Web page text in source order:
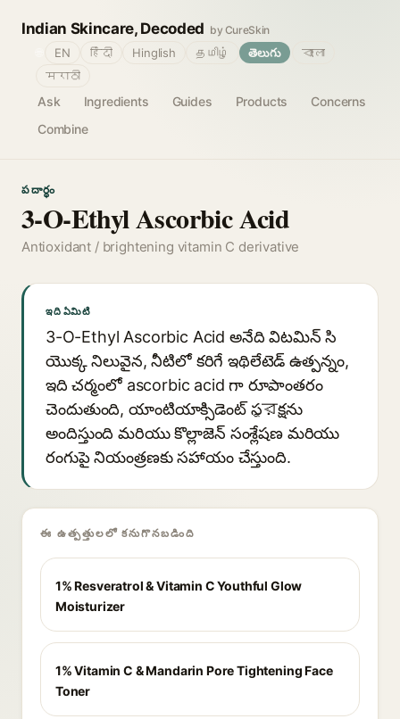
Indian Skincare, Decoded by CureSkin
Ask Ingredients Guides Products
Concerns
Combine
EN हिंदी Hinglish தமிழ் తెలుగు
বাংলা
मराठी
పదార్థం
3-O-Ethyl Ascorbic Acid
Antioxidant / brightening vitamin C derivative
ఇది ఏమిటి
3-O-Ethyl Ascorbic Acid అనేది విటమిన్ సి
యొక్క నిలువైన, నీటిలో కరిగే ఇథిలేటెడ్ ఉత్పన్నం,
ఇది చర్మంలో ascorbic acid గా రూపాంతరం
చెందుతుంది, యాంటియాక్సిడెంట్ సুরక్షను
అందిస్తుంది మరియు కొల్లాజెన్ సంశ్లేషణ మరియు
రంగుపై నియంత్రణకు సహాయం చేస్తుంది.
ఈ ఉత్పత్తులలో కనుగొనబడింది
1% Resveratrol & Vitamin C Youthful Glow
Moisturizer
1% Vitamin C & Mandarin Pore Tightening Face
Toner